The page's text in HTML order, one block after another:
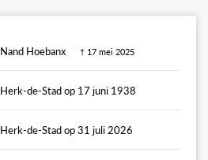
Nand Hoebanx † 17 mei 2025
Herk-de-Stad op 17 juni 1938
Herk-de-Stad op 31 juli 2026